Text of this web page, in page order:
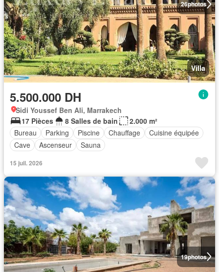
26photos
Villa
5.500.000 DH
Sidi Youssef Ben Ali, Marrakech
17 Pièces
8 Salles de bain
2.000 m²
Bureau
Parking Piscine Chauffage
Cuisine équipée
Cave
Ascenseur Sauna
15 juil. 2026
19photos